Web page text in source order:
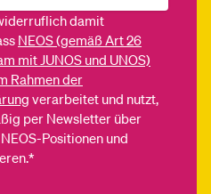
damit
NEOS (gemäß Art 26
mit JUNOS und UNOS)
Rahmen der
verarbeitet und nutzt,
per Newsletter über
Positionen und